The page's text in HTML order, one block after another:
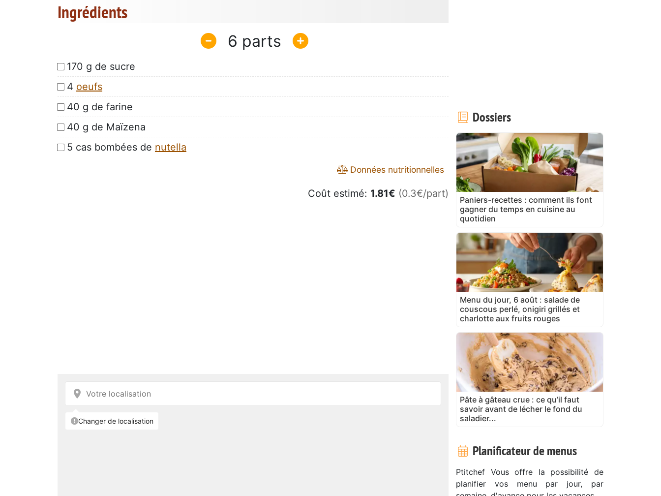
Ingrédients
6
170 g de sucre
4 oeufs
40 g de farine
40 g de Maïzena
5 cas bombées de nutella
Données nutritionnelles
Coût estimé: 1.81€ (0.3€/part)
Dossiers
Paniers-recettes : comment ils font
gagner du temps en cuisine au
quotidien
Menu du jour, 6 août : salade de
couscous perlé, onigiri grillés et
charlotte aux fruits rouges
Pâte à gâteau crue : ce qu’il faut
savoir avant de lécher le fond du
saladier...
Planificateur de menus
Ptitchef Vous offre la possibilité de
planifier vos menu par jour, par